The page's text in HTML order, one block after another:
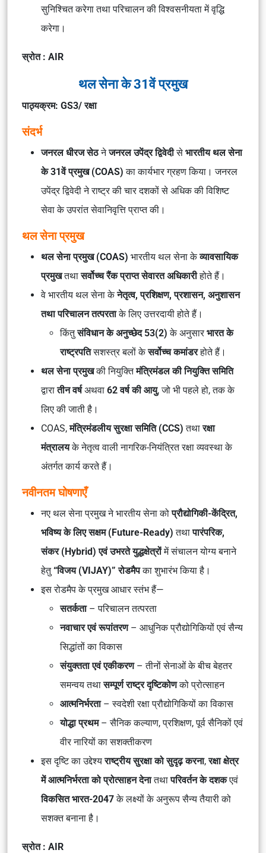
सुनिश्चित करेगा तथा परिचालन की विश्वसनीयता में वृद्धि
करेगा।
स्रोत : AIR
थल सेना के 31वें प्रमुख
पाठ्यक्रम: GS3/ रक्षा
संदर्भ
जनरल धीरज सेठनेजनरल उपेंद्र द्विवेदीसे भारतीय थल सेना
के 31वें प्रमुख (COAS) का कार्यभार ग्रहण किया। जनरल
उपेंद्र द्विवेदी ने राष्ट्र की चार दशकों से अधिक की विशिष्ट
सेवा के उपरांत सेवानिवृत्ति प्राप्त की।
थल सेना प्रमुख
थल सेना प्रमुख (COAS) भारतीय थल सेना केव्यावसायिक
प्रमुखतथासर्वोच्च रैंक प्राप्त सेवारत अधिकारीहोते हैं।
वे भारतीय थल सेना केनेतृत्व, प्रशिक्षण, प्रशासन, अनुशासन
तथा परिचालन तत्परताके लिए उत्तरदायी होते हैं।
किंतुसंविधान के अनुच्छेद 53(2) के अनुसार भारत के
राष्ट्रपतिसशस्त्र बलों केसर्वोच्च कमांडरहोते हैं।
थल सेना प्रमुखकी नियुक्तिमंत्रिमंडल की नियुक्ति समिति
द्वारातीन वर्षअथवा 62 वर्ष की आयु, जो भी पहले हो, तक के
लिए की जाती है।
COAS,मंत्रिमंडलीय सुरक्षा समिति (CCS) तथारक्षा
मंत्रालयके नेतृत्व वाली नागरिक-नियंत्रित रक्षा व्यवस्था के
अंतर्गत कार्य करते हैं।
नवीनतम घोषणाएँ
नए थल सेना प्रमुख ने भारतीय सेना कोप्रौद्योगिकी-केंद्रित,
भविष्य के लिए सक्षम (Future-Ready) तथापारंपरिक,
संकर (Hybrid) एवं उभरते युद्धक्षेत्रोंमें संचालन योग्य बनाने
हेतु“विजय (VIJAY)” रोडमैपका शुभारंभ किया है।
इस रोडमैप के प्रमुख आधार स्तंभ हैं—
सतर्कता– परिचालन तत्परता
नवाचार एवं रूपांतरण– आधुनिक प्रौद्योगिकियों एवं सैन्य
सिद्धांतों का विकास
संयुक्तता एवं एकीकरण– तीनों सेनाओं के बीच बेहतर
समन्वय तथासम्पूर्ण राष्ट्र दृष्टिकोणको प्रोत्साहन
आत्मनिर्भरता– स्वदेशी रक्षा प्रौद्योगिकियों का विकास
योद्धा प्रथम– सैनिक कल्याण, प्रशिक्षण, पूर्व सैनिकों एवं
वीर नारियों का सशक्तीकरण
इस दृष्टि का उद्देश्यराष्ट्रीय सुरक्षा को सुदृढ़ करना,रक्षा क्षेत्र
में आत्मनिर्भरता को प्रोत्साहन देनातथापरिवर्तन के दशकएवं
विकसित भारत-2047के लक्ष्यों के अनुरूप सैन्य तैयारी को
सशक्त बनाना है।
स्रोत : AIR